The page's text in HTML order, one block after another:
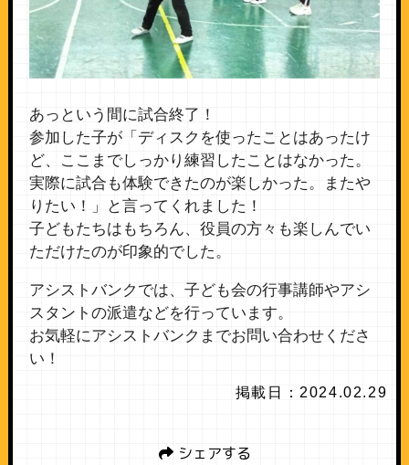
あっという間に試合終了！
参加した子が「ディスクを使ったことはあったけ
ど、ここまでしっかり練習したことはなかった。
実際に試合も体験できたのが楽しかった。またや
りたい！」と言ってくれました！
子どもたちはもちろん、役員の方々も楽しんでい
ただけたのが印象的でした。
アシストバンクでは、子ども会の行事講師やアシ
スタントの派遣などを行っています。
お気軽にアシストバンクまでお問い合わせくださ
い！
掲載日：2024.02.29
シェアする